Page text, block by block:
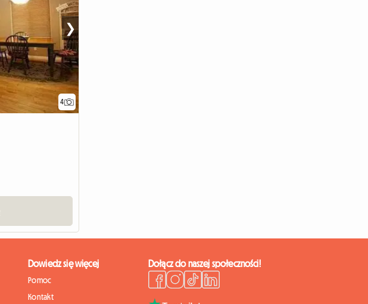
4
❯
Dowiedz się więcej
Pomoc
Kontakt
Dołącz do naszej społeczności!